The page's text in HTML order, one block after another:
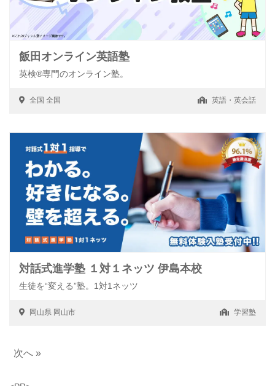
飯田オンライン英語塾
英検®専門のオンライン塾。
全国 全国 英語・英会話
対話式進学塾 １対１ネッツ 伊島本校
生徒を“変える”塾。1対1ネッツ
岡山県 岡山市 学習塾
次へ »